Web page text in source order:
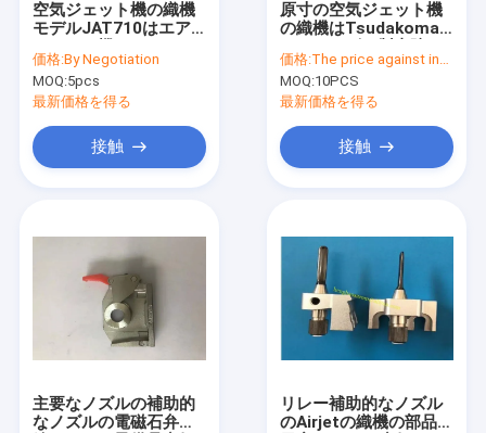
空気ジェット機の織機
モデルJAT710はエア
Water-jet編む織機の
ために部品
価格:By Negotiation
MOQ:5pcs
最新価格を得る
接触
原寸の空気ジェット機
の織機はTsudakoma
リンダーを分ける
価格:The price against inquiry
MOQ:10PCS
最新価格を得る
接触
主要なノズルの補助的
なノズルの電磁石弁の
リレー補助的なノズル
のAirjetの織機の部品の